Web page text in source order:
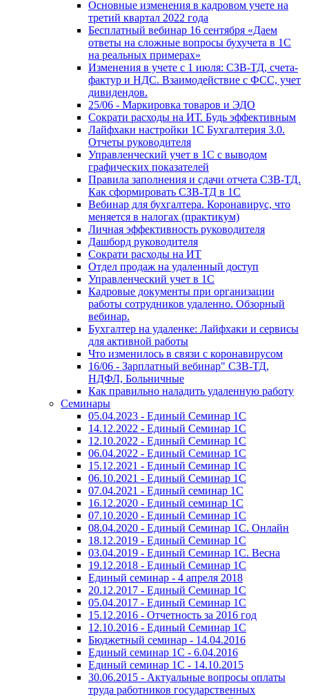
Основные изменения в кадровом учете на
третий квартал 2022 года
Бесплатный вебинар 16 сентября «Даем
ответы на сложные вопросы бухучета в 1С
на реальных примерах»
Изменения в учете с 1 июля: СЗВ-ТД, счета-
фактур и НДС. Взаимодействие с ФСС, учет
дивидендов.
25/06 - Маркировка товаров и ЭДО
Сократи расходы на ИТ. Будь эффективным
Лайфхаки настройки 1С Бухгалтерия 3.0.
Отчеты руководителя
Управленческий учет в 1С с выводом
графических показателей
Правила заполнения и сдачи отчета СЗВ-ТД.
Как сформировать СЗВ-ТД в 1С
Вебинар для бухгалтера. Коронавирус, что
меняется в налогах (практикум)
Личная эффективность руководителя
Дашборд руководителя
Сократи расходы на ИТ
Отдел продаж на удаленный доступ
Управленческий учет в 1С
Кадровые документы при организации
работы сотрудников удаленно. Обзорный
вебинар.
Бухгалтер на удаленке: Лайфхаки и сервисы
для активной работы
Что изменилось в связи с коронавирусом
16/06 - Зарплатный вебинар" СЗВ-ТД,
НДФЛ, Больничные
Как правильно наладить удаленную работу
Семинары
05.04.2023 - Единый Семинар 1С
14.12.2022 - Единый Семинар 1С
12.10.2022 - Единый Семинар 1С
06.04.2022 - Единый Семинар 1С
15.12.2021 - Единый Семинар 1С
06.10.2021 - Единый Семинар 1С
07.04.2021 - Единый семинар 1С
16.12.2020 - Единый семинар 1С
07.10.2020 - Единый Семинар 1С
08.04.2020 - Единый Семинар 1С. Онлайн
18.12.2019 - Единый Семинар 1С
03.04.2019 - Единый Семинар 1С. Весна
19.12.2018 - Единый Семинар 1С
Единый семинар - 4 апреля 2018
20.12.2017 - Единый Семинар 1С
05.04.2017 - Единый Семинар 1С
15.12.2016 - Отчетность за 2016 год
12.10.2016 - Единый Семинар 1С
Бюджетный семинар - 14.04.2016
Единый семинар 1С - 6.04.2016
Единый семинар 1С - 14.10.2015
30.06.2015 - Актуальные вопросы оплаты
труда работников государственных